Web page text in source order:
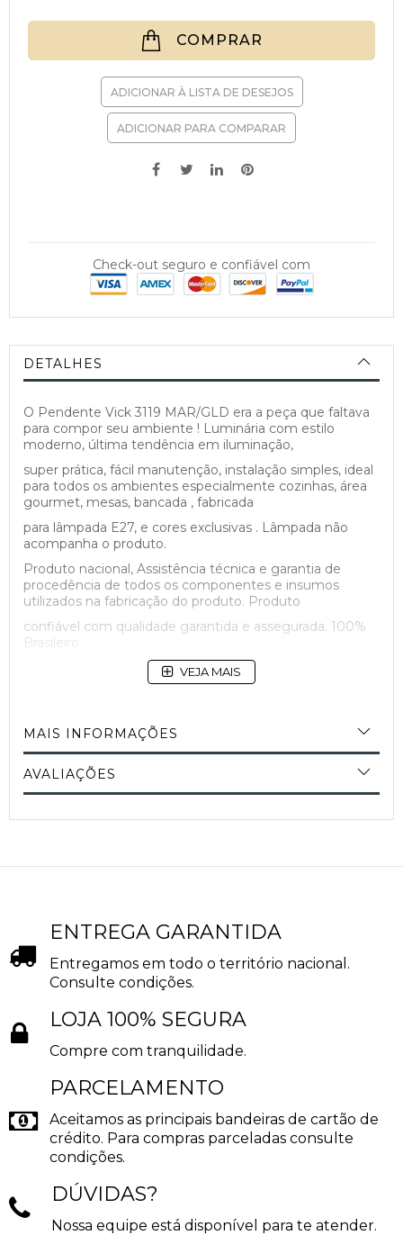
COMPRAR
ADICIONAR À LISTA DE DESEJOS
ADICIONAR PARA COMPARAR
Check-out seguro e confiável com
DETALHES
O Pendente Vick 3119 MAR/GLD era a peça que faltava
para compor seu ambiente ! Luminária com estilo
moderno, última tendência em iluminação,
super prática, fácil manutenção, instalação simples, ideal
para todos os ambientes especialmente cozinhas, área
gourmet, mesas, bancada , fabricada
para lâmpada E27, e cores exclusivas . Lâmpada não
acompanha o produto.
Produto nacional, Assistência técnica e garantia de
procedência de todos os componentes e insumos
utilizados na fabricação do produto. Produto
confiável com qualidade garantida e assegurada. 100%
Brasileiro.
VEJA MAIS
MAIS INFORMAÇÕES
AVALIAÇÕES
ENTREGA GARANTIDA
Entregamos em todo o território nacional.
Consulte condições.
LOJA 100% SEGURA
Compre com tranquilidade.
PARCELAMENTO
Aceitamos as principais bandeiras de cartão de
crédito. Para compras parceladas consulte
condições.
DÚVIDAS?
Nossa equipe está disponível para te atender.